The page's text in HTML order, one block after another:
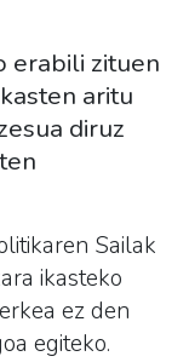
erabili zituen
aritu
diruz
Sailak
ikasteko
ez den
egiteko.